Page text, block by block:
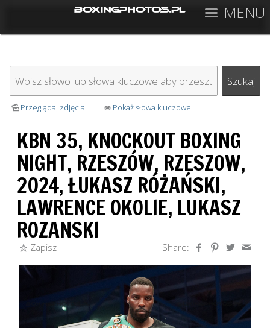
MENU
Przeglądaj zdjęcia Pokaż słowa kluczowe
KBN 35, KNOCKOUT BOXING
NIGHT, RZESZÓW, RZESZOW,
2024, ŁUKASZ RÓŻAŃSKI,
LAWRENCE OKOLIE, LUKASZ
ROZANSKI
Zapisz Share: